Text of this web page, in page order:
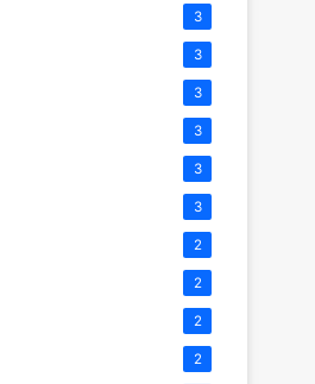
3
3
3
3
3
3
2
2
2
2